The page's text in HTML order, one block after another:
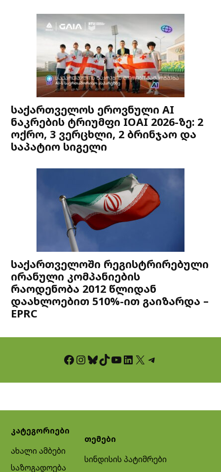
საქართველოს ეროვნული AI
ნაკრების ტრიუმფი IOAI 2026-ზე: 2
ოქრო, 3 ვერცხლი, 2 ბრინჯაო და
საპატიო სიგელი
საქართველოში რეგისტრირებული
ირანული კომპანიების
რაოდენობა 2012 წლიდან
დაახლოებით 510%-ით გაიზარდა –
EPRC
Facebook InstagramBluesky TikTok YouTube LinkedIn X Telegram
კატეგორიები
ახალი ამბები
საზოგადოება
თემები
სინდისის პატიმრები